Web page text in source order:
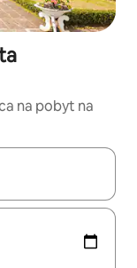
na pobyt na
się po nich za